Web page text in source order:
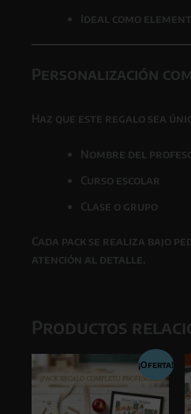
Ideal como
Personalización
Haz que este regalo sea
Nombre del
Curso escolar
Clase o grupo
Cada pack se realiza bajo
atención al detalle.
Productos
¡Oferta!